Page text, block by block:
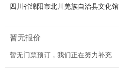
四川省绵阳市北川羌族自治县文化馆
暂无报价
暂无门票预订，我们正在努力补充